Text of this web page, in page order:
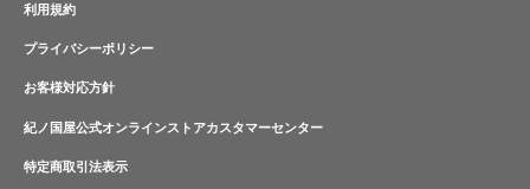
利用規約
プライバシーポリシー
お客様対応方針
紀ノ国屋公式オンラインストアカスタマーセンター
特定商取引法表示